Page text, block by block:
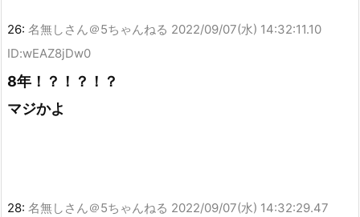
26: 名無しさん＠5ちゃんねる 2022/09/07(水) 14:32:11.10
ID:wEAZ8jDw0
8年！？！？！？
マジかよ
28: 名無しさん＠5ちゃんねる 2022/09/07(水) 14:32:29.47